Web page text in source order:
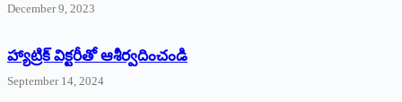
December 9, 2023
హ్యాట్రిక్‌ ‌విక్టరీతో ఆశీర్వదించండి
September 14, 2024